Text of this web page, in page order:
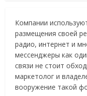
Компании
размещения своей
радио, интернет и
мессенджеры как
связи не стоит
маркетолог и
вооружение такой